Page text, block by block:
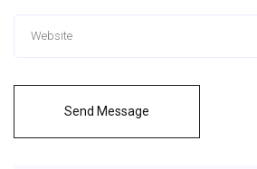
Send Message